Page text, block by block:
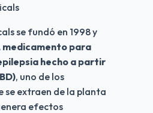
se fundó en 1998 y
medicamento para
hecho a partir
, uno de los
se extraen de la planta
efectos